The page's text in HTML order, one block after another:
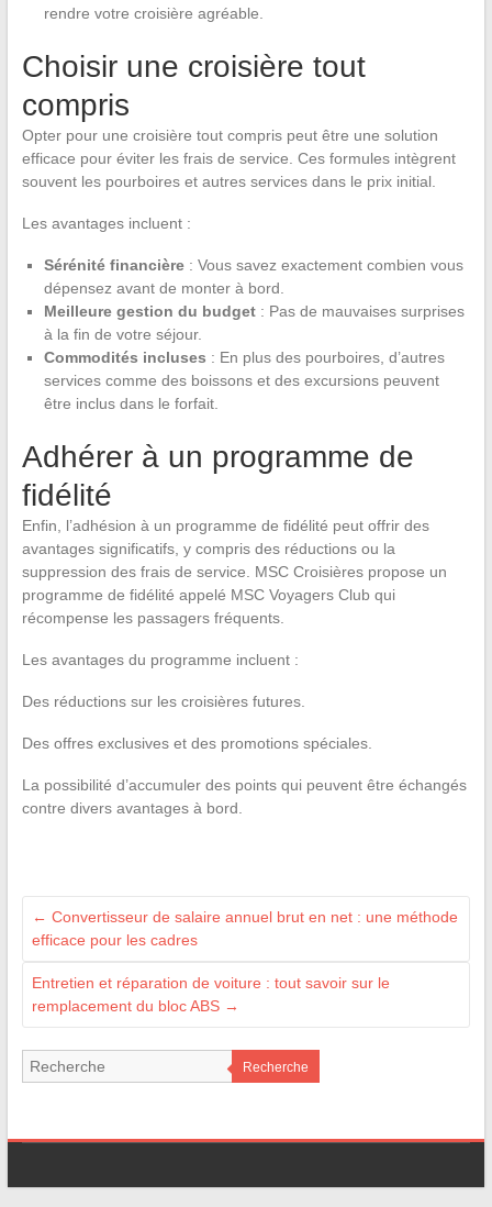
rendre votre croisière agréable.
Choisir une croisière tout
compris
Opter pour une croisière tout compris peut être une solution
efficace pour éviter les frais de service. Ces formules intègrent
souvent les pourboires et autres services dans le prix initial.
Les avantages incluent :
Sérénité financière: Vous savez exactement combien vous
dépensez avant de monter à bord.
Meilleure gestion du budget: Pas de mauvaises surprises
à la fin de votre séjour.
Commodités incluses : En plus des pourboires, d’autres
services comme des boissons et des excursions peuvent
être inclus dans le forfait.
Adhérer à un programme de
fidélité
Enfin, l’adhésion à un programme de fidélité peut offrir des
avantages significatifs, y compris des réductions ou la
suppression des frais de service. MSC Croisières propose un
programme de fidélité appelé MSC Voyagers Club qui
récompense les passagers fréquents.
Les avantages du programme incluent :
Des réductions sur les croisières futures.
Des offres exclusives et des promotions spéciales.
La possibilité d’accumuler des points qui peuvent être échangés
contre divers avantages à bord.
← Convertisseur de salaire annuel brut en net : une méthode
efficace pour les cadres
Entretien et réparation de voiture : tout savoir sur le
remplacement du bloc ABS →
Recherche